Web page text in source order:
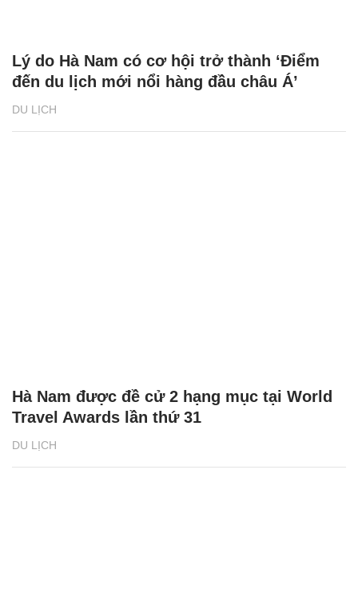
DU LỊCH
Lý do Hà Nam có cơ hội trở thành ‘Điểm
đến du lịch mới nổi hàng đầu châu Á’
DU LỊCH
Hà Nam được đề cử 2 hạng mục tại World
Travel Awards lần thứ 31